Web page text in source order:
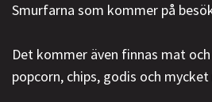
Smurfarna som kommer på
Det kommer även finnas mat
popcorn, chips, godis och